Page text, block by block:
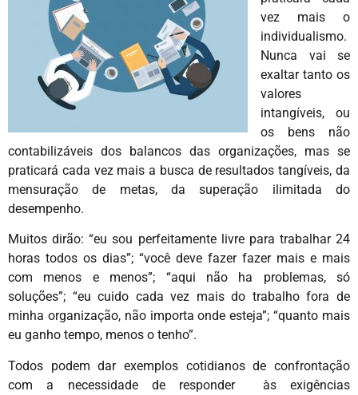
vez mais o
individualismo.
Nunca vai se
exaltar tanto os
valores
intangíveis, ou
os bens não
contabilizáveis dos balancos das organizações, mas se
praticará cada vez mais a busca de resultados tangíveis, da
mensuração de metas, da superação ilimitada do
desempenho.
Muitos dirão: “eu sou perfeitamente livre para trabalhar 24
horas todos os dias”; “você deve fazer fazer mais e mais
com menos e menos”; “aqui não ha problemas, só
soluções”; “eu cuido cada vez mais do trabalho fora de
minha organização, não importa onde esteja”; “quanto mais
eu ganho tempo, menos o tenho”.
Todos podem dar exemplos cotidianos de confrontação
com a necessidade de responder às exigências